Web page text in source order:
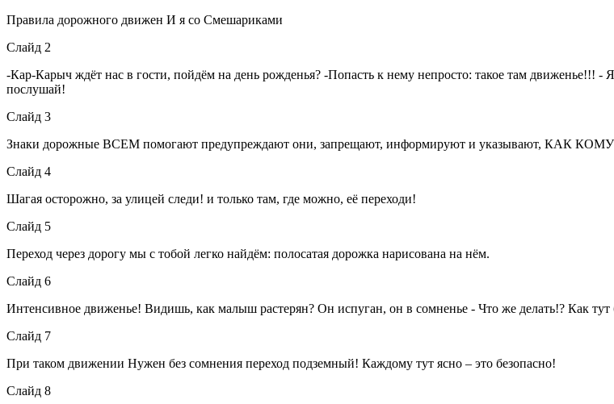
Правила дорожного движен И я со Смешариками
Слайд 2
-Кар-Карыч ждёт нас в гости, пойдём на день рожденья? -Попасть к нему непросто: такое там
послушай!
Слайд 3
Знаки дорожные ВСЕМ помогают предупреждают они, запрещают, информируют и указывают,
Слайд 4
Шагая осторожно, за улицей следи! и только там, где можно, её переходи!
Слайд 5
Переход через дорогу мы с тобой легко найдём: полосатая дорожка нарисована на нём.
Слайд 6
Интенсивное движенье! Видишь, как малыш растерян? Он испуган, он в сомненье - Что же делать!? Как тут
Слайд 7
При таком движении Нужен без сомнения переход подземный! Каждому тут ясно – это безопасно!
Слайд 8